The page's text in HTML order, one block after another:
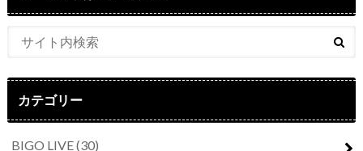
カテゴリー
BIGO LIVE(30)